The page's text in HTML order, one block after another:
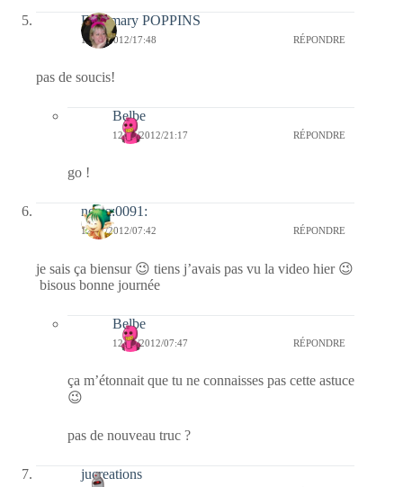
Fabymary POPPINS
12/01/2012/17:48 RÉPONDRE
pas de soucis!
Belbe
12/01/2012/21:17 RÉPONDRE
go !
nessa:0091:
12/01/2012/07:42 RÉPONDRE
je sais ça biensur 😉 tiens j’avais pas vu la video hier 😉
bisous bonne journée
Belbe
12/01/2012/07:47 RÉPONDRE
ça m’étonnait que tu ne connaisses pas cette astuce
😉
pas de nouveau truc ?
jucreations